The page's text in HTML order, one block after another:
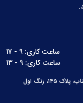
ساعت کاری: 9 - 17
ساعت کاری: 9 - 13
زنگ اول